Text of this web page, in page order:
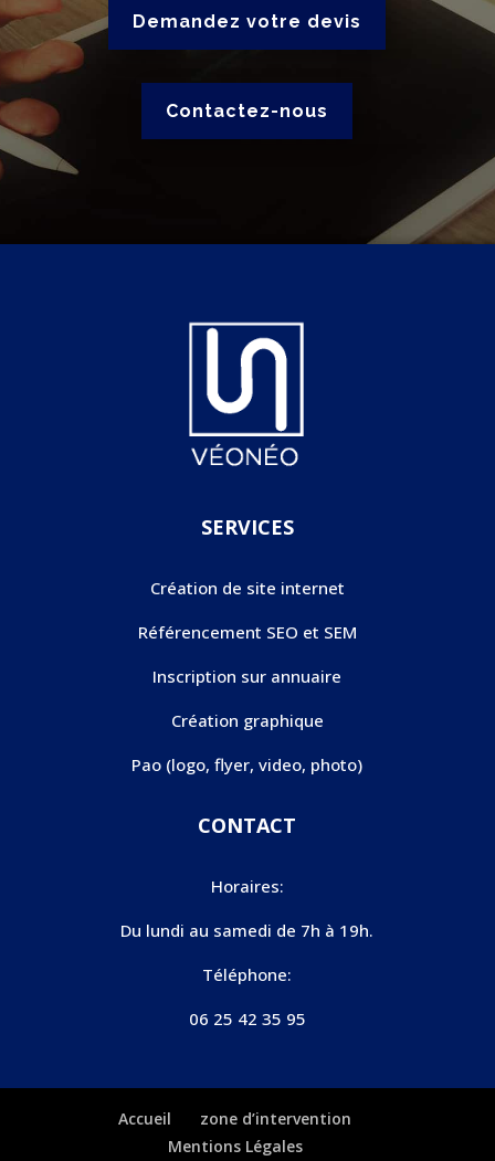
Demandez votre devis
Contactez-nous
SERVICES
Création de site internet
Référencement SEO et SEM
Inscription sur annuaire
Création graphique
Pao (logo, flyer, video, photo)
CONTACT
Horaires:
Du lundi au samedi de 7h à 19h.
Téléphone:
06 25 42 35 95
Accueil
zone d’intervention
Mentions Légales